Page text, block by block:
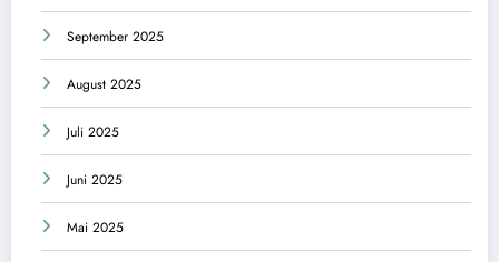
September 2025
August 2025
Juli 2025
Juni 2025
Mai 2025